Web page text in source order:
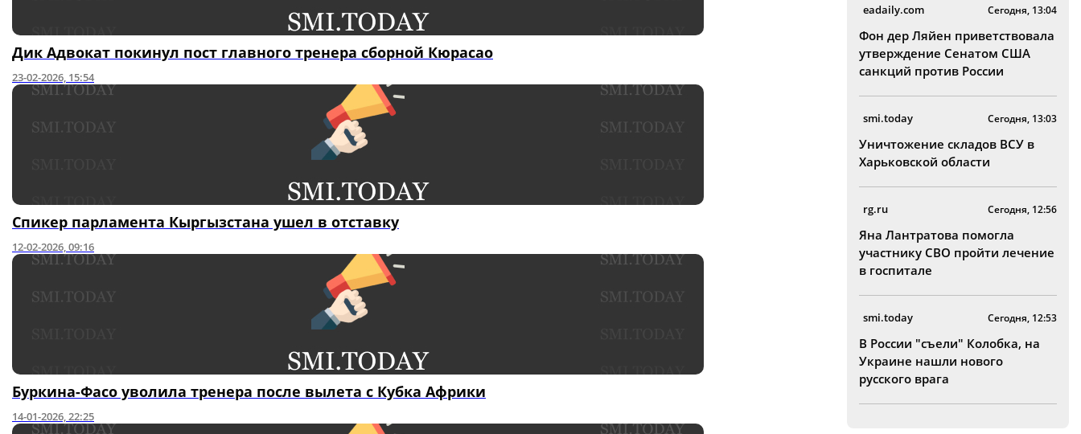
Дик Адвокат покинул пост главного тренера сборной Кюрасао
23-02-2026, 15:54
Спикер парламента Кыргызстана ушел в отставку
12-02-2026, 09:16
Буркина-Фасо уволила тренера после вылета с Кубка Африки
14-01-2026, 22:25
eadaily.com Сегодня, 13:04
Фон дер Ляйен приветствовала
утверждение Сенатом США
санкций против России
smi.today Сегодня, 13:03
Уничтожение складов ВСУ в
Харьковской области
rg.ru Сегодня, 12:56
Яна Лантратова помогла
участнику СВО пройти лечение
в госпитале
smi.today Сегодня, 12:53
В России "съели" Колобка, на
Украине нашли нового
русского врага